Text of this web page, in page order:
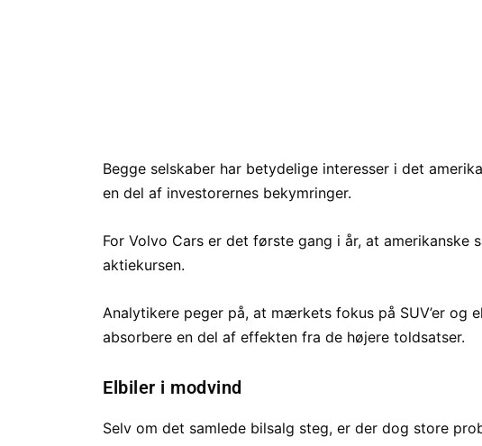
Begge selskaber har betydelige interesser i det
en del af investorernes bekymringer.
For Volvo Cars er det første gang i år, at
aktiekursen.
Analytikere peger på, at mærkets fokus på SUV’er
absorbere en del af effekten fra de højere toldsatser.
Elbiler i modvind
Selv om det samlede bilsalg steg, er der dog store